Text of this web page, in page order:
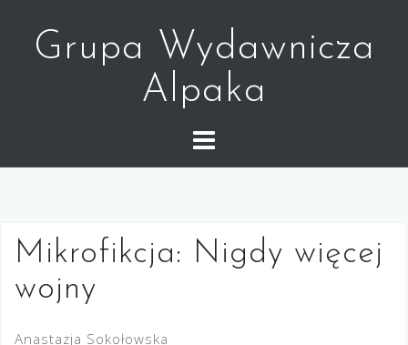
contentGrupa Wydawnicza
Alpaka
Mikrofikcja: Nigdy więcej
wojny
Anastazja Sokołowska